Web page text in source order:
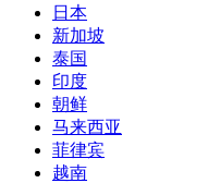
日本
新加坡
泰国
印度
朝鲜
马来西亚
菲律宾
越南